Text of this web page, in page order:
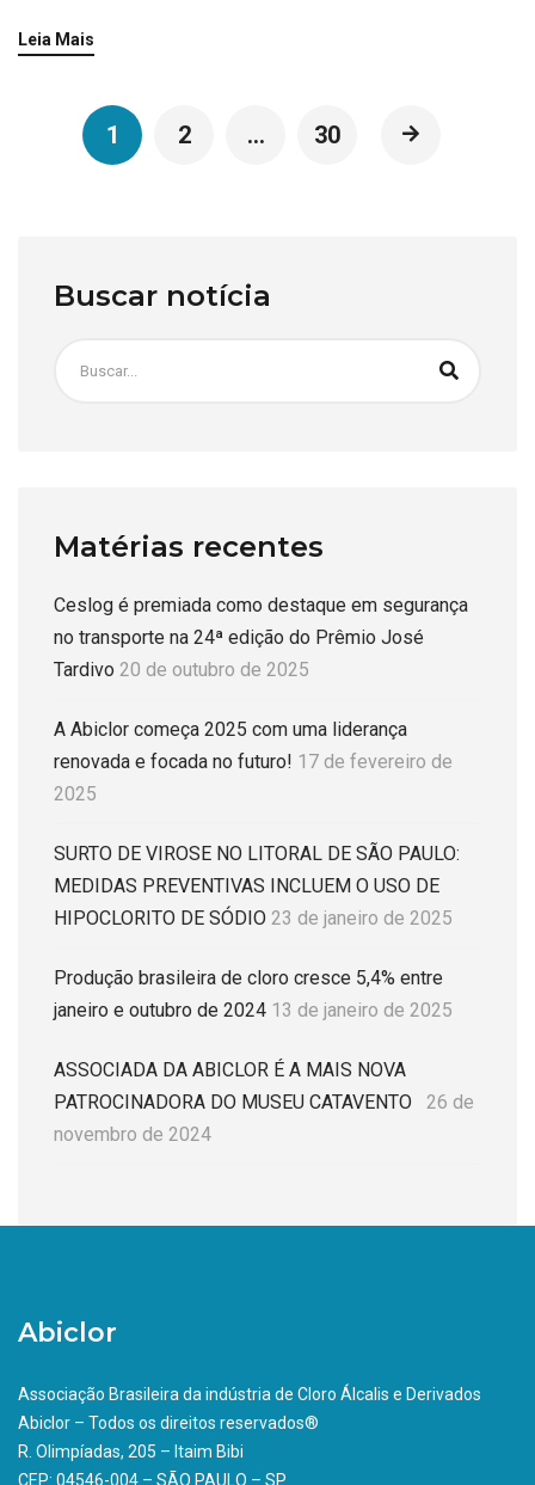
Leia Mais
1 2 … 30
Buscar notícia
Matérias recentes
Ceslog é premiada como destaque em segurança
no transporte na 24ª edição do Prêmio José
Tardivo 20 de outubro de 2025
A Abiclor começa 2025 com uma liderança
renovada e focada no futuro! 17 de fevereiro de
2025
SURTO DE VIROSE NO LITORAL DE SÃO PAULO:
MEDIDAS PREVENTIVAS INCLUEM O USO DE
HIPOCLORITO DE SÓDIO 23 de janeiro de 2025
Produção brasileira de cloro cresce 5,4% entre
janeiro e outubro de 2024 13 de janeiro de 2025
ASSOCIADA DA ABICLOR É A MAIS NOVA
PATROCINADORA DO MUSEU CATAVENTO
26 de
novembro de 2024
Abiclor
Associação Brasileira da indústria de Cloro Álcalis e Derivados
Abiclor – Todos os direitos reservados®
R. Olimpíadas, 205 – Itaim Bibi
CEP: 04546-004 – SÃO PAULO – SP